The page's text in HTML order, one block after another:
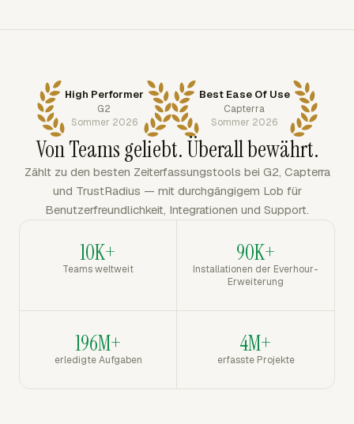
High Performer
G2
Sommer 2026
Best Ease Of Use
Capterra
Sommer 2026
Von Teams geliebt. Überall bewährt.
Zählt zu den besten Zeiterfassungstools bei G2, Capterra
und TrustRadius — mit durchgängigem Lob für
Benutzerfreundlichkeit, Integrationen und Support.
10K+
Teams weltweit
90K+
Installationen der Everhour-
Erweiterung
196M+
erledigte Aufgaben
4M+
erfasste Projekte